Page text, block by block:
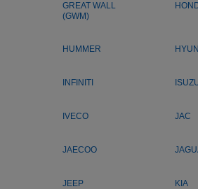
GREAT WALL
(GWM)
HUMMER
INFINITI
IVECO JAC
JAECOO
JEEP KIA